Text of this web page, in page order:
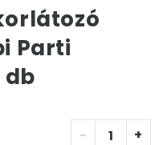
Parti
db
- +